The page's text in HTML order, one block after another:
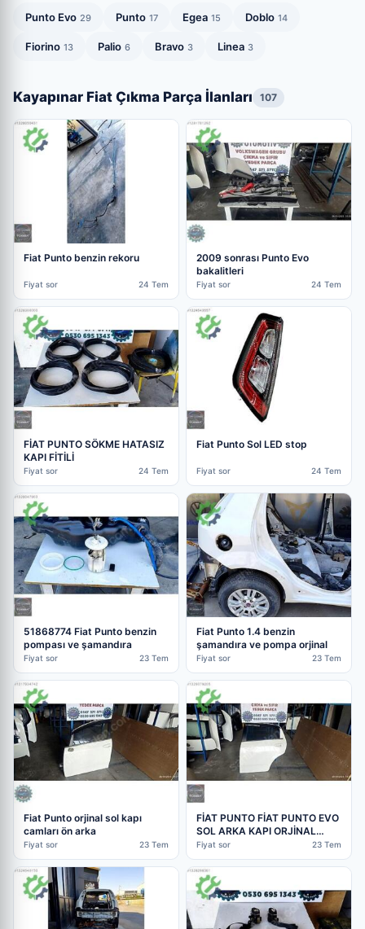
Punto Evo 29 Punto 17 Egea 15 Doblo 14
Fiorino 13 Palio 6 Bravo 3 Linea 3
Kayapınar Fiat Çıkma Parça İlanları 107
Fiat Punto benzin rekoru
Fiyat sor 24 Tem
2009 sonrası Punto Evo
bakalitleri
Fiyat sor 24 Tem
FİAT PUNTO SÖKME HATASIZ
KAPI FİTİLİ
Fiyat sor 24 Tem
Fiat Punto Sol LED stop
Fiyat sor 24 Tem
51868774 Fiat Punto benzin
pompası ve şamandıra
Fiyat sor 23 Tem
Fiat Punto 1.4 benzin
şamandıra ve pompa orjinal
Fiyat sor 23 Tem
Fiat Punto orjinal sol kapı
camları ön arka
Fiyat sor 23 Tem
FİAT PUNTO FİAT PUNTO EVO
SOL ARKA KAPI ORJİNAL
SÖKME
Fiyat sor 23 Tem